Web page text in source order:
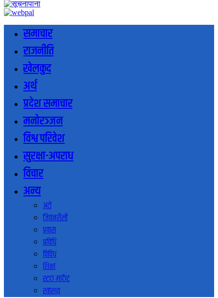
समाचार
राजनीति
खेलकुद
अर्थ
प्रदेश समाचार
मनोरञ्जन
विश्व परिवेश
सुरक्षा-अपराध
विचार
अन्य
अटो
जिवनशैली
प्रवास
प्रविधि
विविध
शिक्षा
स्टक मार्केट
स्वास्थ्य